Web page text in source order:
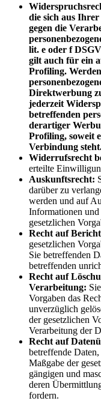
die sich aus
gegen die
lit. e oder f
gilt auch für ein
Profiling.
Direktwerbung
jederzeit
betreffenden
derartiger
Profiling, soweit
Verbindung
Widerrufsrecht
erteilte
Auskunftsrecht:
darüber zu
werden und auf
Informationen und
gesetzlichen
Recht auf
gesetzlichen
Sie betreffenden
betreffenden
Recht auf
Verarbeitung:
Vorgaben das
unverzüglich
der gesetzlichen
Verarbeitung der
Recht auf
betreffende
Maßgabe der
gängigen und
deren
fordern.